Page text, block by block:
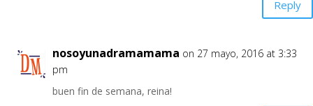
Reply
nosoyunadramamama on 27 mayo, 2016 at 3:33
pm
buen fin de semana, reina!